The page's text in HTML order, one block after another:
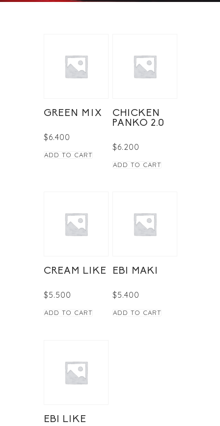
GREEN MIX
$6.400
ADD TO CART
CHICKEN
PANKO 2.0
$6.200
ADD TO CART
CREAM LIKE
$5.500
ADD TO CART
EBI MAKI
$5.400
ADD TO CART
EBI LIKE